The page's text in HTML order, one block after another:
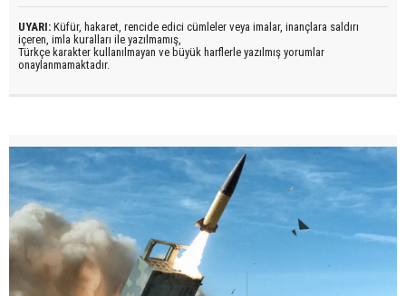
UYARI: Küfür, hakaret, rencide edici cümleler veya imalar, inançlara saldırı
içeren, imla kuralları ile yazılmamış,
Türkçe karakter kullanılmayan ve büyük harflerle yazılmış yorumlar
onaylanmamaktadır.